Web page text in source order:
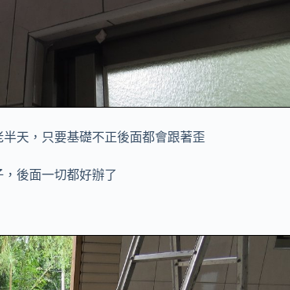
天，只要基礎不正後面都會跟著歪
後面一切都好辦了